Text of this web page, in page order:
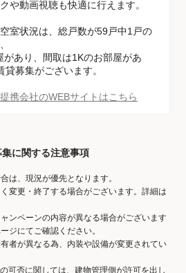
や動画視聴も快適に行えます。
室状況は、総戸数が59戸中1戸の
あり、間取は1Kのお部屋があ
募集がございます。
携会社のWEBサイトはこちら
に関する注意事項
は、現況が優先となります。
変更・終了する場合がございます。詳細は
ンペーンの内容が異なる場合がございます
ジにてご確認ください。
者が異なる為、内装や設備が変更されてい
可否に関しては、建物管理側が許可を出し